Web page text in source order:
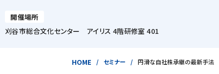
開催場所
刈谷市総合文化センター アイリス 4階研修室 401
HOME セミナー 円滑な自社株承継の最新手法